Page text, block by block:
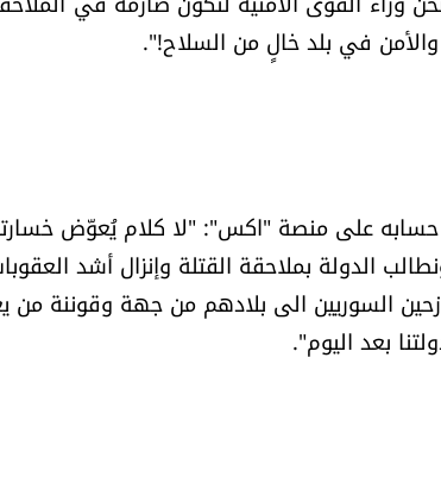
والأمن في بلد خالٍ من السلاح!".
على منصة "اكس": ‏"لا كلام يُعوّض خسارتنا
الدولة بملاحقة القتلة وإنزال أشد
السوريين الى بلادهم من جهة
بعد اليوم".